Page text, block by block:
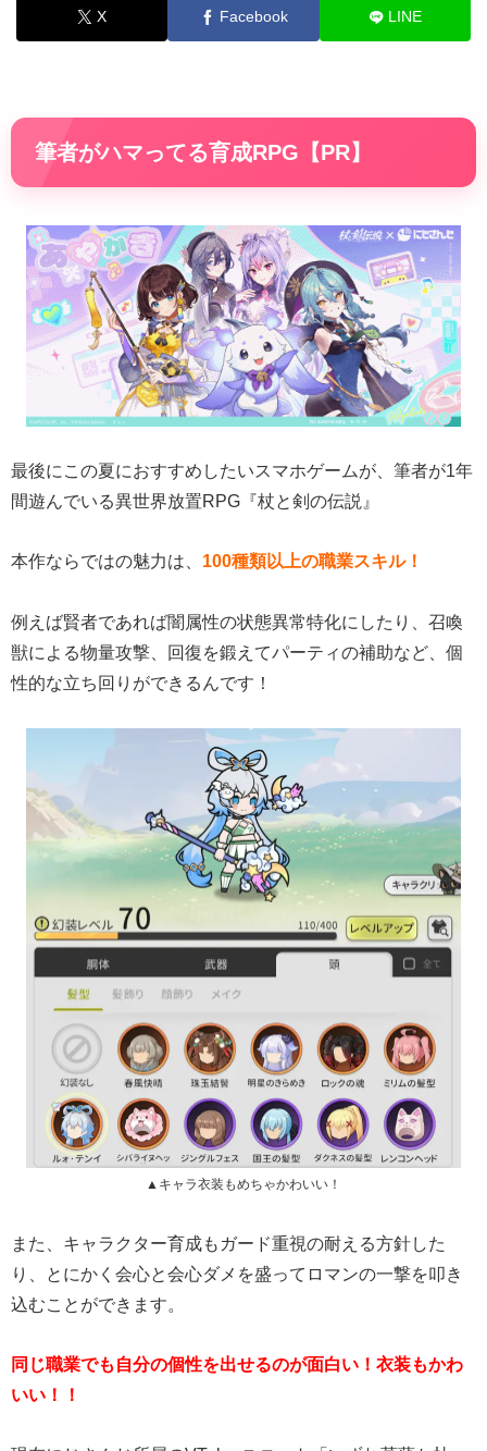
X Facebook LINE
筆者がハマってる育成RPG【PR】
最後にこの夏におすすめしたいスマホゲームが、筆者が1年
間遊んでいる異世界放置RPG『杖と剣の伝説』
本作ならではの魅力は、 100種類以上の職業スキル！
例えば賢者であれば闇属性の状態異常特化にしたり、召喚
獣による物量攻撃、回復を鍛えてパーティの補助など、個
性的な立ち回りができるんです！
▲キャラ衣装もめちゃかわいい！
また、キャラクター育成もガード重視の耐える方針した
り、とにかく会心と会心ダメを盛ってロマンの一撃を叩き
込むことができます。
同じ職業でも自分の個性を出せるのが面白い！衣装もかわ
いい！！